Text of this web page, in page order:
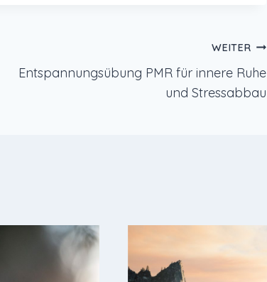
WEITER
Entspannungsübung PMR für innere Ruhe
und Stressabbau